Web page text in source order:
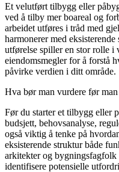
Et velutført tilbygg eller
ved å tilby mer boareal og
arbeidet utføres i tråd med
harmonerer med
utførelse spiller en stor rolle i
eiendomsmegler for å forstå
påvirke verdien i ditt område.
Hva bør man vurdere før
Før du starter et tilbygg eller
budsjett, behovsanalyse,
også viktig å tenke på
eksisterende struktur både
arkitekter og bygningsfagfolk
identifisere potensielle